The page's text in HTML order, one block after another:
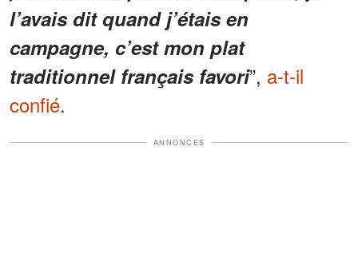
l’avais dit quand j’étais en
campagne, c’est mon plat
traditionnel français favori”, a-t-il
confié.
ANNONCES